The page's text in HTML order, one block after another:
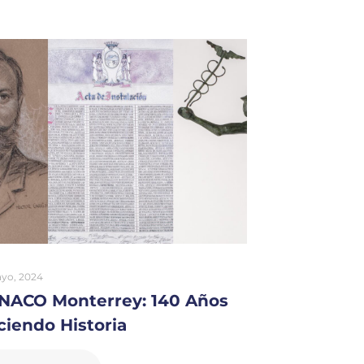
2024
Monterrey: 140 Años
Historia